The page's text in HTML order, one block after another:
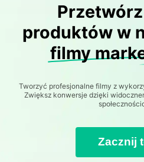
produktów w
filmy
Tworzyć profesjonalne filmy z
Zwiększ konwersje dzięki
Zacznij